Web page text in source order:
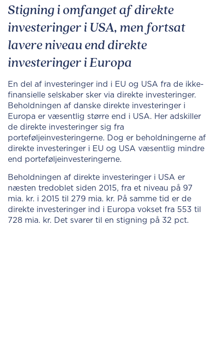
Stigning i omfanget af direkte
investeringer i USA, men fortsat
lavere niveau end direkte
investeringer i Europa
En del af investeringer ind i EU og USA fra de ikke-
finansielle selskaber sker via direkte investeringer.
Beholdningen af danske direkte investeringer i
Europa er væsentlig større end i USA. Her adskiller
de direkte investeringer sig fra
porteføljeinvesteringerne. Dog er beholdningerne af
direkte investeringer i EU og USA væsentlig mindre
end porteføljeinvesteringerne.
Beholdningen af direkte investeringer i USA er
næsten tredoblet siden 2015, fra et niveau på 97
mia. kr. i 2015 til 279 mia. kr. På samme tid er de
direkte investeringer ind i Europa vokset fra 553 til
728 mia. kr. Det svarer til en stigning på 32 pct.